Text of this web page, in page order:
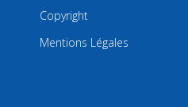
Copyright
Mentions Légales